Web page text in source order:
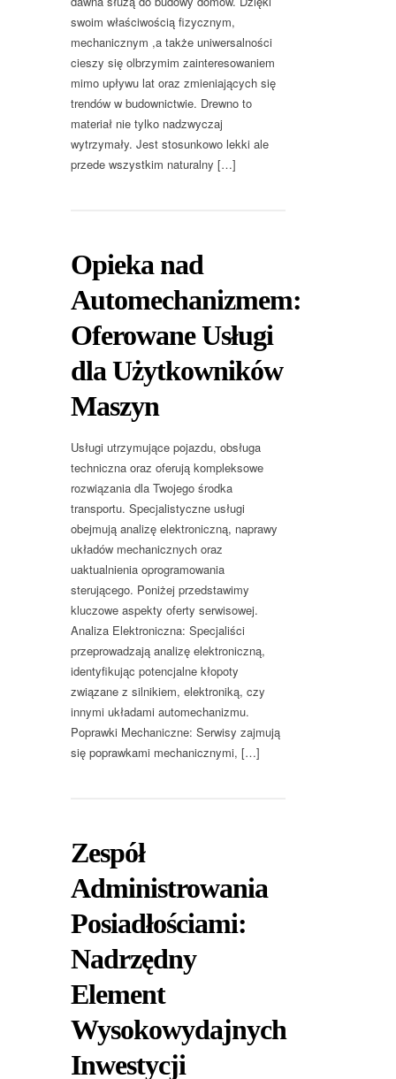
swoim właściwością fizycznym,
mechanicznym ,a także uniwersalności
cieszy się olbrzymim zainteresowaniem
mimo upływu lat oraz zmieniających się
trendów w budownictwie. Drewno to
materiał nie tylko nadzwyczaj
wytrzymały. Jest stosunkowo lekki ale
przede wszystkim naturalny […]
Opieka nad
Automechanizmem:
Oferowane Usługi
dla Użytkowników
Maszyn
Usługi utrzymujące pojazdu, obsługa
techniczna oraz oferują kompleksowe
rozwiązania dla Twojego środka
transportu. Specjalistyczne usługi
obejmują analizę elektroniczną, naprawy
układów mechanicznych oraz
uaktualnienia oprogramowania
sterującego. Poniżej przedstawimy
kluczowe aspekty oferty serwisowej.
Analiza Elektroniczna: Specjaliści
przeprowadzają analizę elektroniczną,
identyfikując potencjalne kłopoty
związane z silnikiem, elektroniką, czy
innymi układami automechanizmu.
Poprawki Mechaniczne: Serwisy zajmują
się poprawkami mechanicznymi, […]
Zespół
Administrowania
Posiadłościami:
Nadrzędny
Element
Wysokowydajnych
Inwestycji